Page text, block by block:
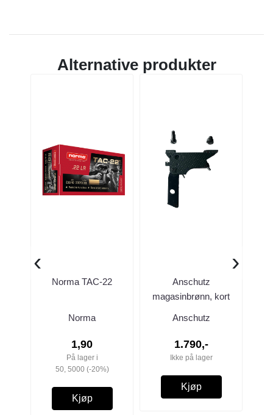
Alternative produkter
Norma TAC-22
Norma
1,90
På lager i
50, 5000 (-20%)
Kjøp
Anschutz
magasinbrønn, kort
Anschutz
1.790,-
Ikke på lager
Kjøp
‹ ›